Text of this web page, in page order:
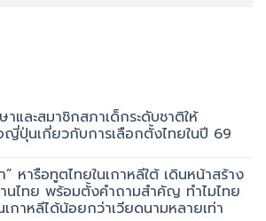
และสมาชิกสภาเด็กระดับชาติให้
ปุ่นเกี่ยวกับการเลือกตั้งไทยในปี 69
หารือทูตไทยในเกาหลีใต้ เดินหน้าสร้าง
นไทย พร้อมตั้งคำถามสำคัญ ทำไมไทย
กาหลีได้น้อยกว่าเวียดนามหลายเท่า